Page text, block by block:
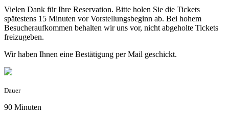
Vielen Dank für Ihre Reservation. Bitte holen Sie die Tickets
spätestens 15 Minuten vor Vorstellungsbeginn ab. Bei hohem
Besucheraufkommen behalten wir uns vor, nicht abgeholte Tickets
freizugeben.
Wir haben Ihnen eine Bestätigung per Mail geschickt.
Dauer
90 Minuten